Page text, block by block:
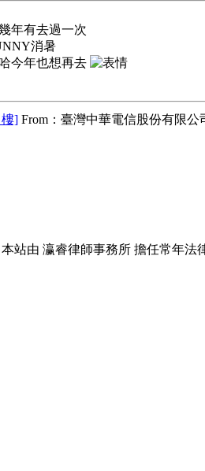
年有去過一次
消暑
今年也想再去
樓] From：臺灣中華電信股份有限公
本站由 瀛睿律師事務所 擔任常年法